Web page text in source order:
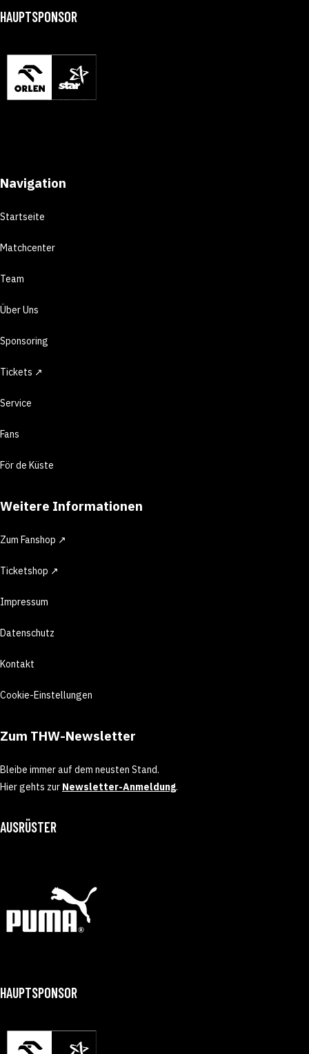
HAUPTSPONSOR
Navigation
Startseite
Matchcenter
Team
Über Uns
Sponsoring
Tickets ↗
Service
Fans
För de Küste
Weitere Informationen
Zum Fanshop ↗
Ticketshop ↗
Impressum
Datenschutz
Kontakt
Cookie-Einstellungen
Zum THW-Newsletter
Bleibe immer auf dem neusten Stand.
Hier gehts zur Newsletter-Anmeldung.
AUSRÜSTER
HAUPTSPONSOR